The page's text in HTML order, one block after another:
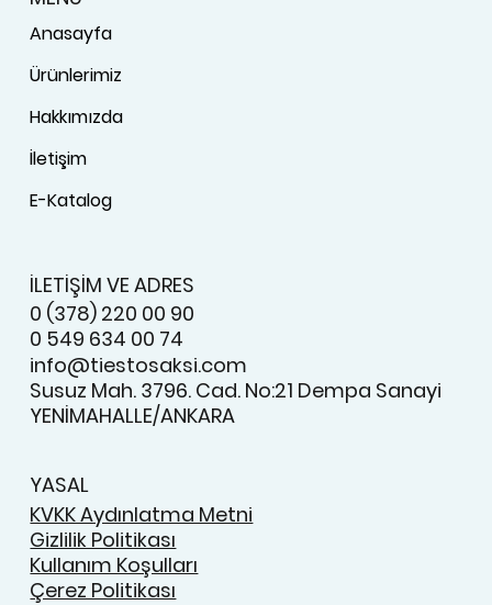
Anasayfa
Ürünlerimiz
Hakkımızda
İletişim
E-Katalog
İLETİŞİM VE ADRES
0 (378) 220 00 90
0 549 634 00 74
info@tiestosaksi.com
Susuz Mah. 3796. Cad. No:21 Dempa Sanayi
YENİMAHALLE/ANKARA
YASAL
KVKK Aydınlatma Metni
Gizlilik Politikası
Kullanım Koşulları
Çerez Politikası